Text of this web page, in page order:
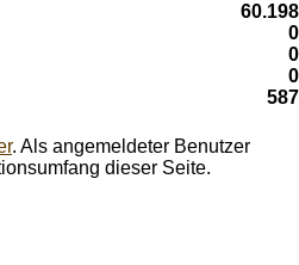
60.198
0
0
0
587
. Als angemeldeter Benutzer
dieser Seite.